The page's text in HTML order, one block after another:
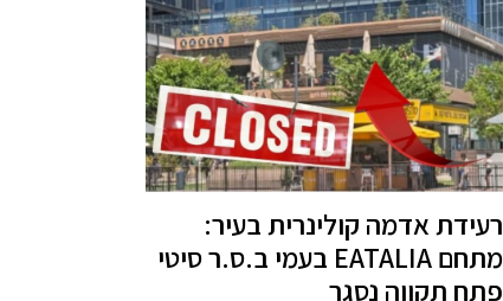
רעידת אדמה קולינרית בעיר:
מתחם EATALIA בעמי ב.ס.ר סיטי
פתח תקווה נסגר